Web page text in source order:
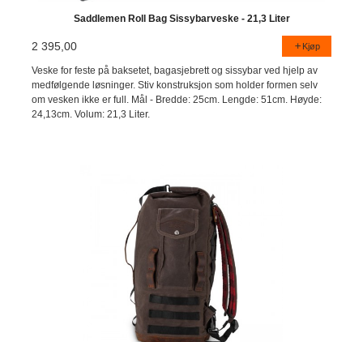
Saddlemen Roll Bag Sissybarveske - 21,3 Liter
2 395,00 Kjøp
Veske for feste på baksetet, bagasjebrett og sissybar ved hjelp av
medfølgende løsninger. Stiv konstruksjon som holder formen selv
om vesken ikke er full. Mål - Bredde: 25cm. Lengde: 51cm. Høyde:
24,13cm. Volum: 21,3 Liter.